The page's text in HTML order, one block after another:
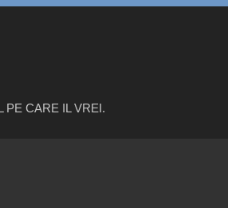
PE CARE IL VREI.